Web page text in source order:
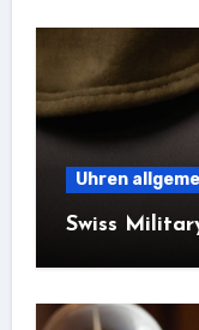
Uhren
Swiss